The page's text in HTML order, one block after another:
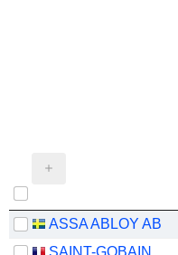
ASSA ABLOY AB